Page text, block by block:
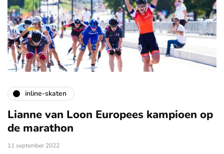
inline-skaten
Lianne van Loon Europees kampioen op
de marathon
11 september 2022